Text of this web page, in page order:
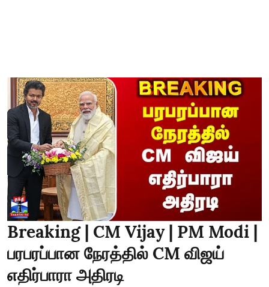
Breaking | CM Vijay | PM Modi |
பரபரப்பான நேரத்தில் CM விஜய்
எதிர்பாரா அதிரடி